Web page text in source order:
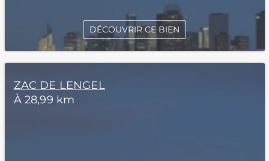
DÉCOUVRIR CE BIEN
ZAC DE LENGEL
À 28,99 km